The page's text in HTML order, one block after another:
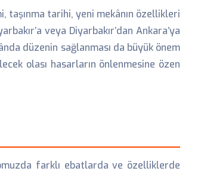
taşınma tarihi, yeni mekânın özellikleri
veya Diyarbakır’dan Ankara’ya
düzenin sağlanması da büyük önem
olası hasarların önlenmesine özen
farklı ebatlarda ve özelliklerde